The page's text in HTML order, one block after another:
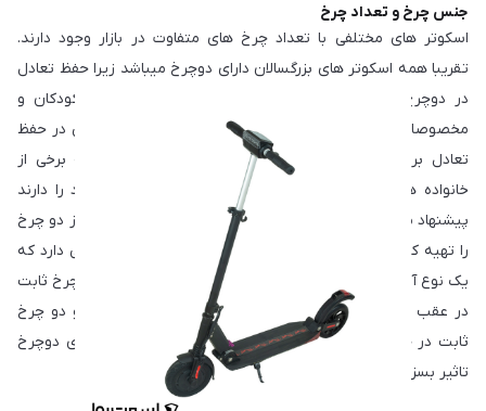
جنس چرخ و تعداد چرخ
اسکوتر های مختلفی با تعداد چرخ های متفاوت در بازار وجود دارند.
تقریبا همه اسکوتر های بزرگسالان دارای دوچرخ میباشد زیرا حفظ تعادل
در دوچرخ برای بزرگسالان تقریبا کار راحتی میباشد. اما در کودکان و
مخصوصا کودکان با سنین پایین مثل 4 یا 5 سال توانایی کمی در حفظ
تعادل بر روی اسکوتر دوچرخ دارند برای همین موضوع به برخی از
خانواده هایی که قصد خرید اسکوتر برای فرزند خردسال خود را دارند
پیشنهاد میگردد تا برای حفظ تعادل بیشتر اسکوتر های بیشتر از دو چرخ
را تهیه کنند. مدل های سه چرخ اسکوتر دو نوع عمده و اصلی دارد که
یک نوع آن دو چرخ در جلو که قابلیت تغییر جهت دارند و یک چرخ ثابت
در عقب میباشند، و نوع دوم آن یک چرخ متحرک در عقب و دو چرخ
ثابت در جلو دارند. این یک چرخ بیشتر نسبت به اسکوتر های دوچرخ
تاثیر بسزایی در حفظ تعادل کودک دارند.